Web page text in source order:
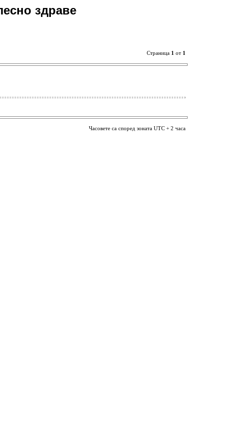
здраве
Страница 1 от 1
Часовете са според зоната UTC + 2 часа